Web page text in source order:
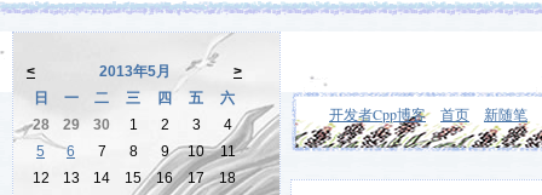
开发者Cpp博客 首页 新随笔
< 2013年5月
>
日
一 二 三 四 五
六
28
29 30 1 2 3
4
5
6 7 8 9 10
11
12
13 14 15 16 17
18